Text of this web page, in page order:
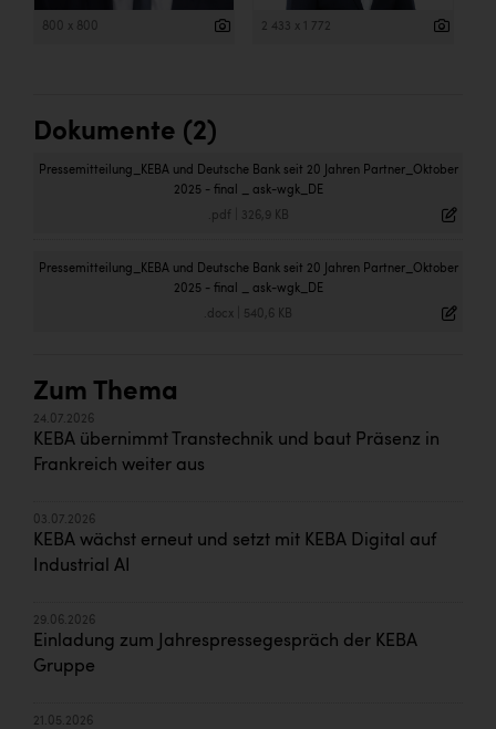
800 x 800 2 433 x 1 772
Dokumente (2)
Pressemitteilung_KEBA und Deutsche Bank seit 20 Jahren Partner_Oktober
2025 - final _ ask-wgk_DE
.pdf 326,9 KB
Pressemitteilung_KEBA und Deutsche Bank seit 20 Jahren Partner_Oktober
2025 - final _ ask-wgk_DE
.docx 540,6 KB
Zum Thema
24.07.2026
KEBA übernimmt Transtechnik und baut Präsenz in
Frankreich weiter aus
03.07.2026
KEBA wächst erneut und setzt mit KEBA Digital auf
Industrial AI
29.06.2026
Einladung zum Jahrespressegespräch der KEBA
Gruppe
21.05.2026